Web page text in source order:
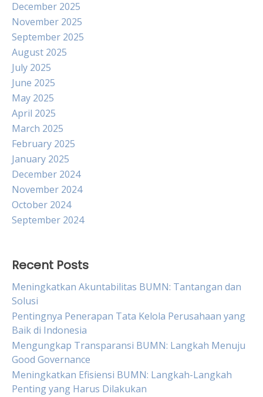
December 2025
November 2025
September 2025
August 2025
July 2025
June 2025
May 2025
April 2025
March 2025
February 2025
January 2025
December 2024
November 2024
October 2024
September 2024
Recent Posts
Meningkatkan Akuntabilitas BUMN: Tantangan dan
Solusi
Pentingnya Penerapan Tata Kelola Perusahaan yang
Baik di Indonesia
Mengungkap Transparansi BUMN: Langkah Menuju
Good Governance
Meningkatkan Efisiensi BUMN: Langkah-Langkah
Penting yang Harus Dilakukan